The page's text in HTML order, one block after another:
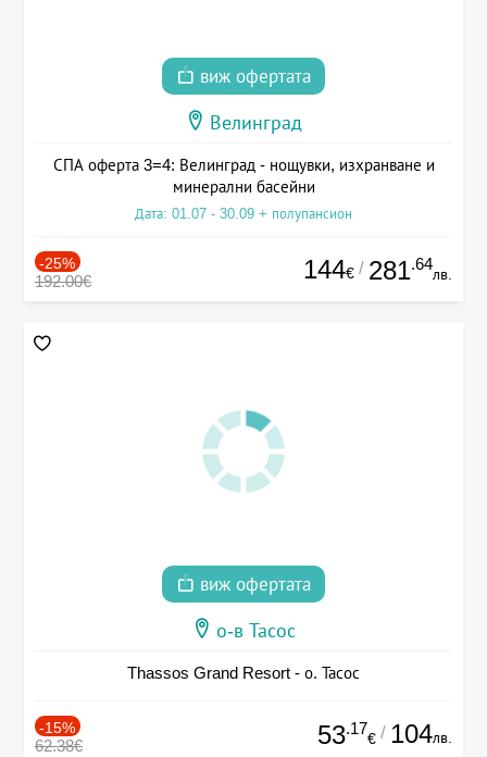
виж офертата
Велинград
СПА оферта 3=4: Велинград - нощувки, изхранване и
минерални басейни
Дата: 01.07 - 30.09 + полупансион
-25%
192.00€ 144€ / 281.64
лв.
виж офертата
о-в Тасос
Thassos Grand Resort - о. Тасос
-15%
62.38€ 53.17
€ / 104лв.